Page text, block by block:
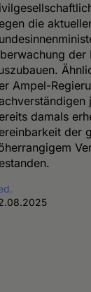
die
der
Ampel-
damals
der